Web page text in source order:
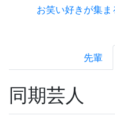
お笑い好きが集
先輩
同期芸人